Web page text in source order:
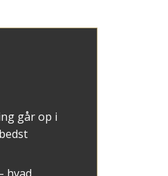
går op i